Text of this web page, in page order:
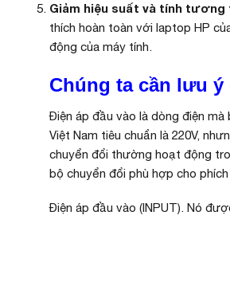
Giảm hiệu suất và tính tương
thích hoàn toàn với laptop HP
động của máy tính.
Chúng ta cần lưu
Điện áp đầu vào là dòng điện
Việt Nam tiêu chuẩn là 220V,
chuyển đổi thường hoạt động
bộ chuyển đổi phù hợp cho
Điện áp đầu vào (INPUT). Nó